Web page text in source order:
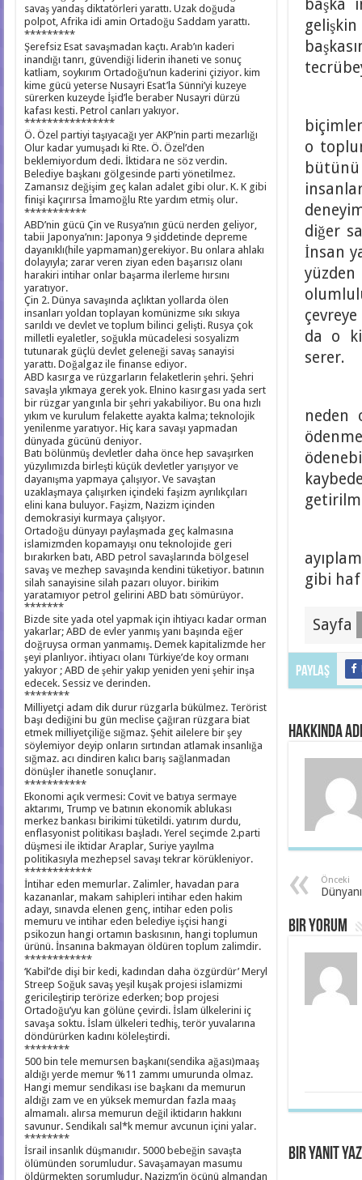
başka
o
bütünü
diğer
İnsan
da o
serer.
neden
gibi
Sayfa
Paylaş
hakkında
Önceki
Bir yorum
Bir yanıt
savaş yandaş diktatörleri yarattı. Uzak doğuda
polpot, Afrika idi amin Ortadoğu Saddam yarattı.
*********
Şerefsiz Esat savaşmadan kaçtı. Arab’ın kaderi
inandığı tanrı, güvendiği liderin ihaneti ve sonuç
katliam, soykırım Ortadoğu’nun kaderini çiziyor. kim
kime gücü yeterse Nusayri Esat’la Sünni’yi kuzeye
sürerken kuzeyde İşid’le beraber Nusayri dürzü
kafası kesti. Petrol canları yakıyor.
****************
Ö. Özel partiyi taşıyacağı yer AKP’nin parti mezarlığı
Olur kadar yumuşadı ki Rte. Ö. Özel’den
beklemiyordum dedi. İktidara ne söz verdin.
Belediye başkanı gölgesinde parti yönetilmez.
Zamansız değişim geç kalan adalet gibi olur. K. K gibi
finişi kaçırırsa İmamoğlu Rte yardım etmiş olur.
***********
ABD’nin gücü Çin ve Rusya’nın gücü nerden geliyor,
tabii Japonya’nın: Japonya 9 şiddetinde depreme
dayanıklı(hile yapmaman)gerekiyor. Bu onlara ahlakı
dolayıyla; zarar veren ziyan eden başarısız olanı
harakiri intihar onlar başarma ilerleme hırsını
yaratıyor.
Çin 2. Dünya savaşında açlıktan yollarda ölen
insanları yoldan toplayan komünizme sıkı sıkıya
sarıldı ve devlet ve toplum bilinci gelişti. Rusya çok
milletli eyaletler, soğukla mücadelesi sosyalizm
tutunarak güçlü devlet geleneği savaş sanayisi
yarattı. Doğalgaz ile finanse ediyor.
ABD kasırga ve rüzgarların felaketlerin şehri. Şehri
savaşla yıkmaya gerek yok. Elnino kasırgası yada sert
bir rüzgar yangınla bir şehri yakabiliyor. Bu ona hızlı
yıkım ve kurulum felakette ayakta kalma; teknolojik
yenilenme yaratıyor. Hiç kara savaşı yapmadan
dünyada gücünü deniyor.
Batı bölünmüş devletler daha önce hep savaşırken
yüzyılımızda birleşti küçük devletler yarışıyor ve
dayanışma yapmaya çalışıyor. Ve savaştan
uzaklaşmaya çalışırken içindeki faşizm ayrılıkçıları
elini kana buluyor. Faşizm, Nazizm içinden
demokrasiyi kurmaya çalışıyor.
Ortadoğu dünyayı paylaşmada geç kalmasına
islamizmden kopamayışı onu teknolojide geri
bırakırken batı, ABD petrol savaşlarında bölgesel
savaş ve mezhep savaşında kendini tüketiyor. batının
silah sanayisine silah pazarı oluyor. birikim
yaratamıyor petrol gelirini ABD batı sömürüyor.
*******
Bizde site yada otel yapmak için ihtiyacı kadar orman
yakarlar; ABD de evler yanmış yanı başında eğer
doğruysa orman yanmamış. Demek kapitalizmde her
şeyi planlıyor. ihtiyacı olanı Türkiye’de koy ormanı
yakıyor ; ABD de şehir yakıp yeniden yeni şehir inşa
edecek. Sessiz ve derinden.
********
Milliyetçi adam dik durur rüzgarla bükülmez. Terörist
başı dediğini bu gün meclise çağıran rüzgara biat
etmek milliyetçiliğe sığmaz. Şehit ailelere bir şey
söylemiyor deyip onların sırtından atlamak insanlığa
sığmaz. acı dindiren kalıcı barış sağlanmadan
dönüşler ihanetle sonuçlanır.
***********
Ekonomi açık vermesi: Covit ve batıya sermaye
aktarımı, Trump ve batının ekonomik ablukası
merkez bankası birikimi tüketildi. yatırım durdu,
enflasyonist politikası başladı. Yerel seçimde 2.parti
düşmesi ile iktidar Araplar, Suriye yayılma
politikasıyla mezhepsel savaşı tekrar körükleniyor.
************
İntihar eden memurlar. Zalimler, havadan para
kazananlar, makam sahipleri intihar eden hakim
adayı, sınavda elenen genç, intihar eden polis
memuru ve intihar eden belediye işçisi hangi
psikozun hangi ortamın baskısının, hangi toplumun
ürünü. İnsanına bakmayan öldüren toplum zalimdir.
************
‘Kabil’de dişi bir kedi, kadından daha özgürdür’ Meryl
Streep Soğuk savaş yeşil kuşak projesi islamizmi
gericileştirip terörize ederken; bop projesi
Ortadoğu’yu kan gölüne çevirdi. İslam ülkelerini iç
savaşa soktu. İslam ülkeleri tedhiş, terör yuvalarına
döndürürken kadını köleleştirdi.
********
500 bin tele memursen başkanı(sendika ağası)maaş
aldığı yerde memur %11 zammı umurunda olmaz.
Hangi memur sendikası ise başkanı da memurun
aldığı zam ve en yüksek memurdan fazla maaş
almamalı. alırsa memurun değil iktidarın hakkını
savunur. Sendikalı sal*k memur avcunun içini yalar.
********
İsrail insanlık düşmanıdır. 5000 bebeğin savaşta
ölümünden sorumludur. Savaşamayan masumu
öldürmekten sorumludur. Nazizm’in öcünü almandan